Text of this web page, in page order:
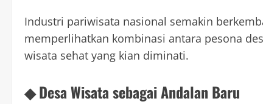
Industri pariwisata nasional semakin
memperlihatkan kombinasi antara pesona
wisata sehat yang kian diminati.
◆ Desa Wisata sebagai Andalan Baru